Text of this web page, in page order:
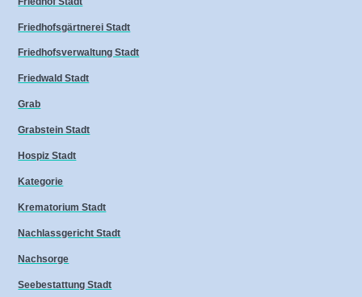
Friedhofsgärtnerei Stadt
Friedhofsverwaltung Stadt
Friedwald Stadt
Grab
Grabstein Stadt
Hospiz Stadt
Kategorie
Krematorium Stadt
Nachlassgericht Stadt
Nachsorge
Seebestattung Stadt